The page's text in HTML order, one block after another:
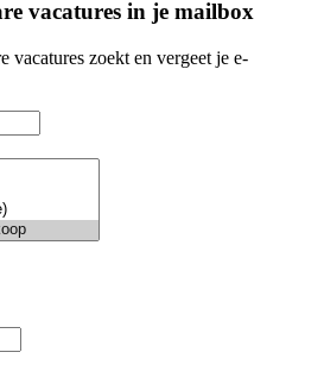
vacatures in je mailbox
vacatures zoekt en vergeet je e-